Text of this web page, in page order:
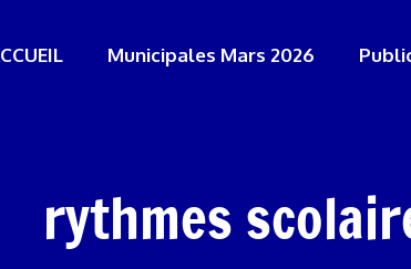
Municipales Mars 2026
rythmes